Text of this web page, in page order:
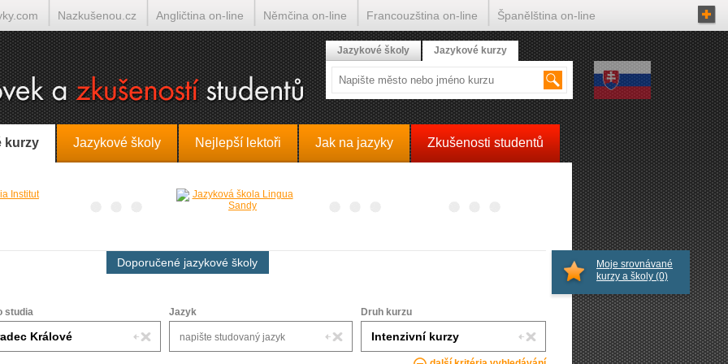
kurzy Jazykové školy Nejlepší lektoři Jak na jazyky Zkušenosti studentů
Doporučené jazykové školy
studia Jazyk Druh kurzu
Moje srovnávané
kurzy a školy (0)
Jazykové školy Jazykové kurzy
Nazkušenou.cz Angličtina on-line Němčina on-line Francouzština on-line Španělština on-line